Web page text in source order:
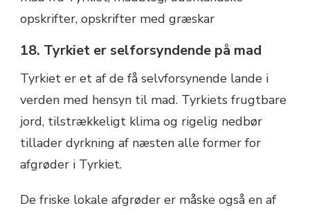
18. Tyrkiet er selforsyndende på mad
Tyrkiet er et af de få selvforsynende lande i
verden med hensyn til mad. Tyrkiets frugtbare
jord, tilstrækkeligt klima og rigelig nedbør
tillader dyrkning af næsten alle former for
afgrøder i Tyrkiet.
De friske lokale afgrøder er måske også en af